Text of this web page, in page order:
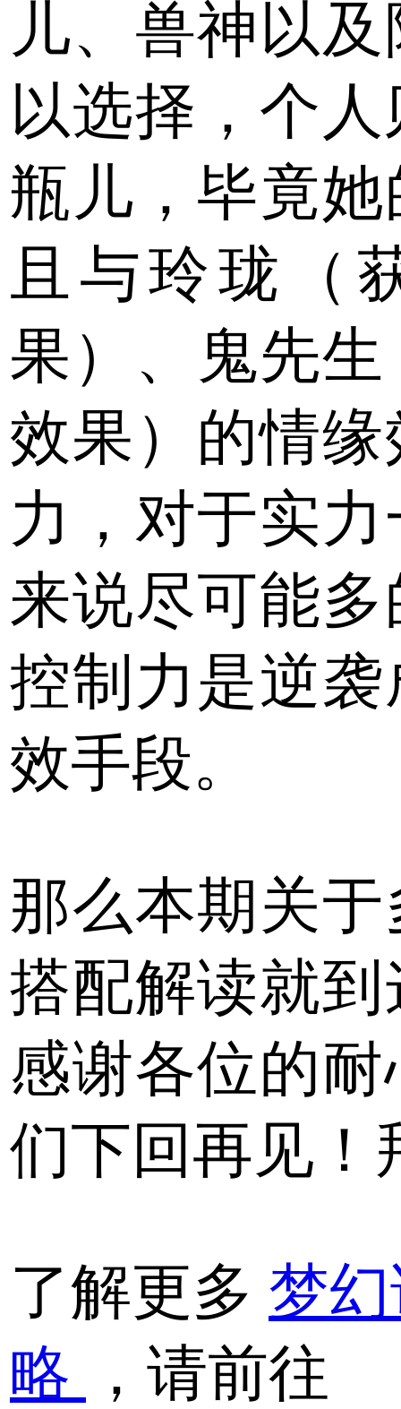
儿、兽神以
以选择，个
瓶儿，毕竟
且与玲珑（
果）、鬼先
效果）的情
力，对于实
来说尽可能
控制力是逆
效手段。
那么本期关
搭配解读就
感谢各位的
们下回再见！
了解更多 梦
略
，请前往